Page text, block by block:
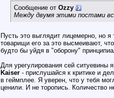
Сообщение от Ozzy
Между двумя этими постами
Пусть это выглядит лицемерно, но
товарищи его за это высмеивают,
будто бы уйдя в "оборону"
Для урегулирования сей
Kaiser - прислушайся к критике и
в геймплее. Я уверен, что у тебя
ценили. И не торопись. Количество